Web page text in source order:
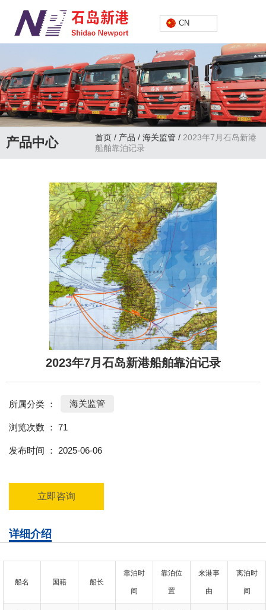
中文
CN
产品中心 首页 / 产品 / 海关监管 / 2023年7月石岛新港
船舶靠泊记录
2023年7月石岛新港船舶靠泊记录
所属分类 ： 海关监管
浏览次数 ： 71
发布时间 ： 2025-06-06
立即咨询
详细介绍
船名 国籍 船长
靠泊时
间
靠泊位
置
来港事
由
离泊时
间